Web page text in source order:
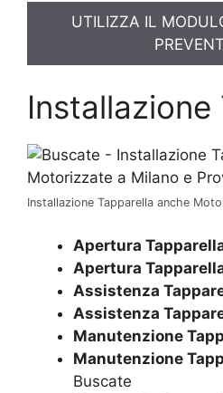
UTILIZZA IL
Installazione
Installazione Tapparella anche
Apertura
Apertura
Assistenza
Assistenza
Manutenzione
Manutenzione
Buscate